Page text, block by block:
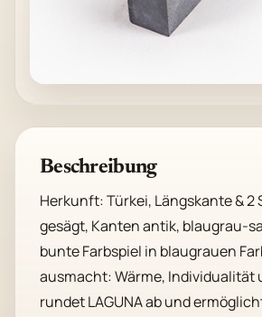
Beschreibung
Herkunft: Türkei, Längskante &
gesägt, Kanten antik, blaugrau-
bunte Farbspiel in blaugrauen
ausmacht: Wärme, Individualität
rundet LAGUNA ab und